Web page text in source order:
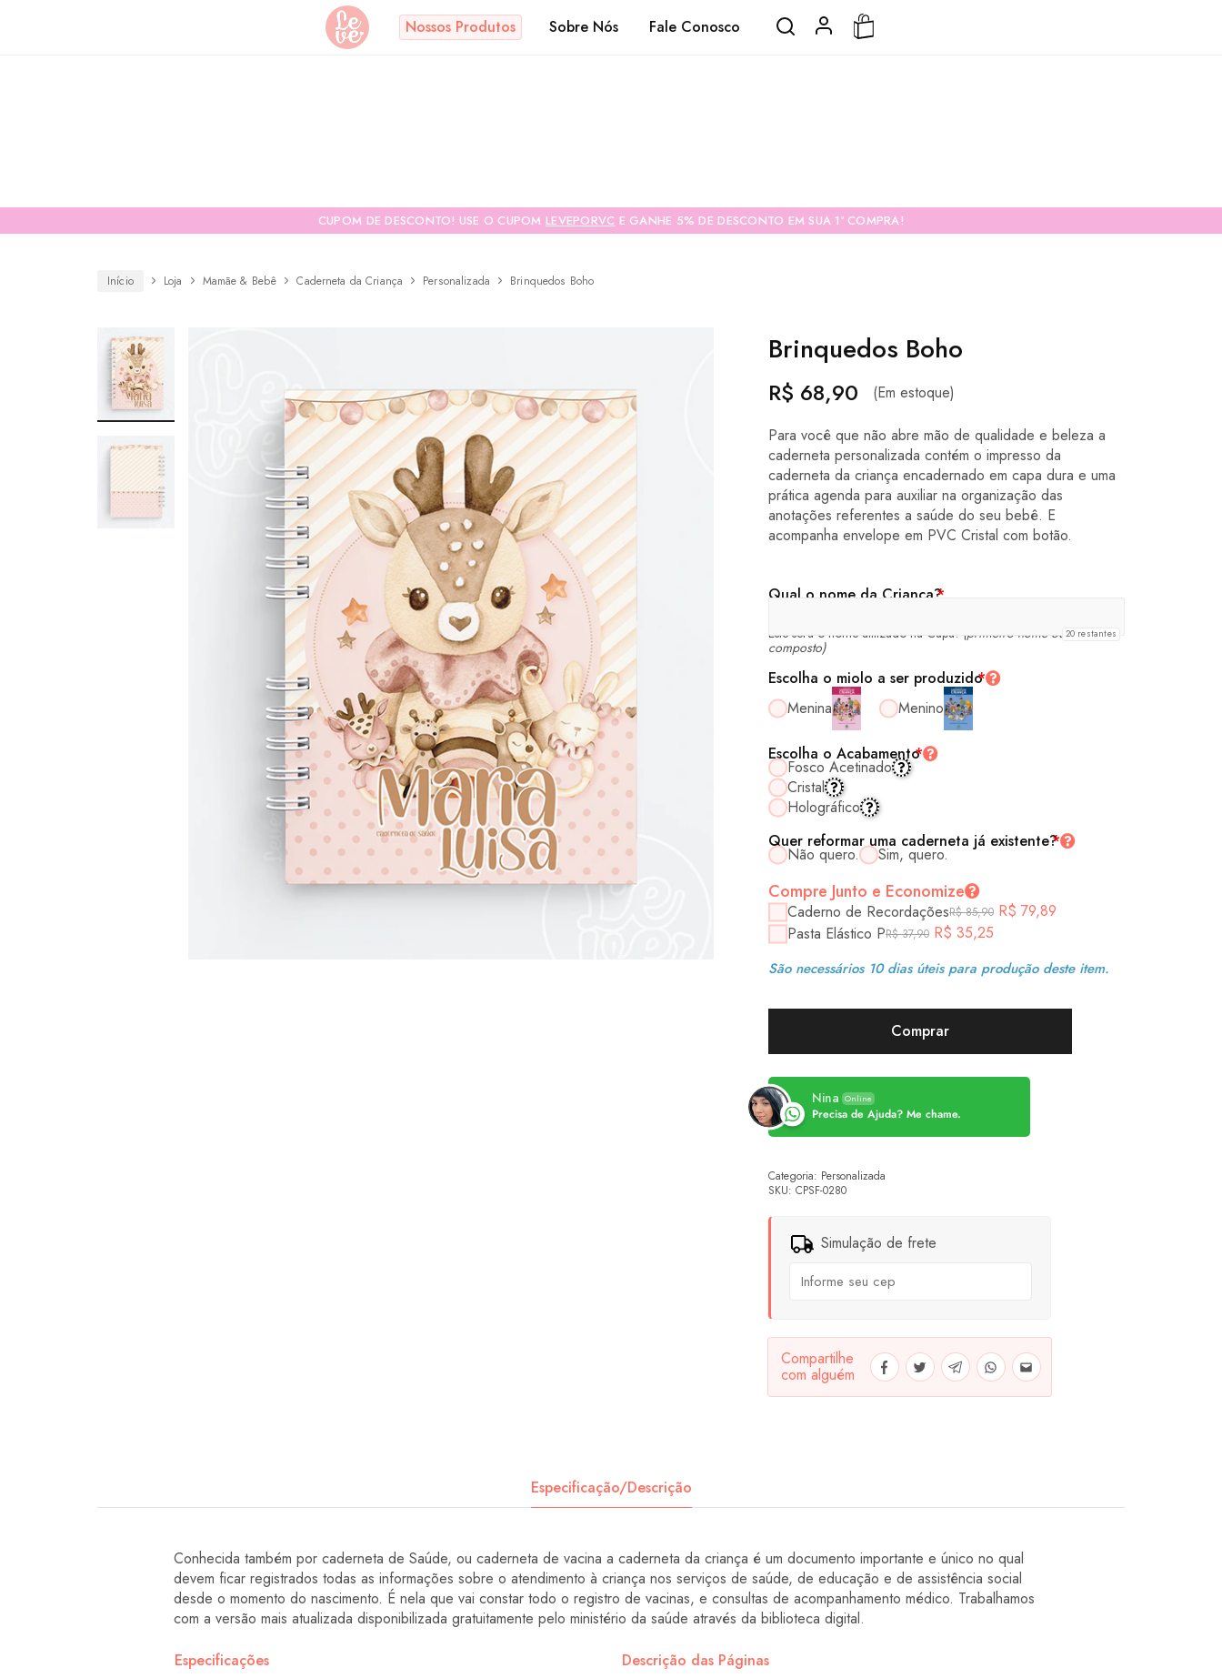
Leve
"por
Lembranças
Especiais
Nossos Produtos
Personalizada
Sobre Nós Fale Conosco
CUPOM DE DESCONTO! USE O CUPOMLEVEPORVC E GANHE 5% DE DESCONTO EM SUA 1ª COMPRA!
Início Loja Mamãe & Bebê Caderneta da Criança Personalizada Brinquedos Boho
Brinquedos Boho
R$ 68,90 (Em estoque)
Para você que não abre mão de qualidade e beleza a
caderneta personalizada contém o impresso da
caderneta da criança encadernado em capa dura e uma
prática agenda para auxiliar na organização das
anotações referentes a saúde do seu bebê. E
acompanha envelope em PVC Cristal com botão.
*
Qual o nome da Criança?
Este será o nome utilizado na Capa! (primeiro nome ou nome
composto)
20 restantes
*
Escolha o miolo a ser produzido
Menina
Menino
*
Escolha o Acabamento
Fosco Acetinado
Cristal
Holográfico
*
Quer reformar uma caderneta já existente?
Não quero. Sim, quero.
Compre Junto e Economize
Caderno de RecordaçõesR$85,90 R$ 79,89
Pasta Elástico PR$37,90 R$ 35,25
São necessários 10 dias úteis para produção deste item.
Comprar
Nina Online
Precisa de Ajuda? Me chame.
SKU: CPSF-0280
Categoria: Personalizada
Simulação de frete
Compartilhe
com alguém
Especificação/Descrição
Conhecida também por caderneta de Saúde, ou caderneta de vacina a caderneta da criança é um documento importante e único no qual
devem ficar registrados todas as informações sobre o atendimento à criança nos serviços de saúde, de educação e de assistência social
desde o momento do nascimento. É nela que vai constar todo o registro de vacinas, e consultas de acompanhamento médico. Trabalhamos
com a versão mais atualizada disponibilizada gratuitamente pelo ministério da saúde através da biblioteca digital.
Especificações
Descrição das Páginas